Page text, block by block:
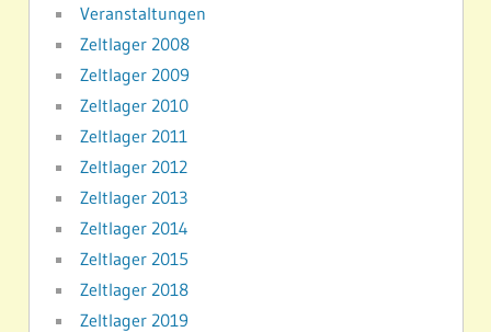
Veranstaltungen
Zeltlager 2008
Zeltlager 2009
Zeltlager 2010
Zeltlager 2011
Zeltlager 2012
Zeltlager 2013
Zeltlager 2014
Zeltlager 2015
Zeltlager 2018
Zeltlager 2019